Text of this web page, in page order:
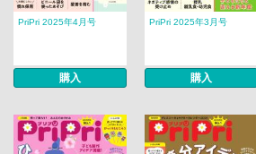
PriPri 2025年4月号
購入
PriPri 2025年3月号
購入